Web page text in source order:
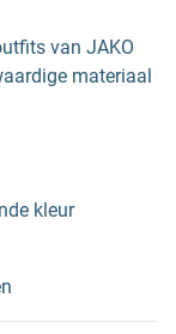
van JAKO
materiaal
kleur